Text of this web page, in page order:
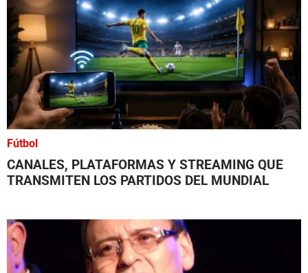
Fútbol
CANALES, PLATAFORMAS Y STREAMING QUE
TRANSMITEN LOS PARTIDOS DEL MUNDIAL